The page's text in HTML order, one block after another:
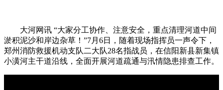
大河网讯 “大家分工协作、注意安全，重点清理河道中间
淤积泥沙和岸边杂草！”7月6日，随着现场指挥员一声令下，
郑州消防救援机动支队二大队28名指战员，在信阳新县新集镇
小潢河主干道沿线，全面开展河道疏通与汛情隐患排查工作。